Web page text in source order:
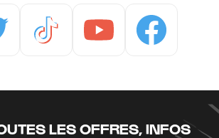
LES OFFRES, INFOS